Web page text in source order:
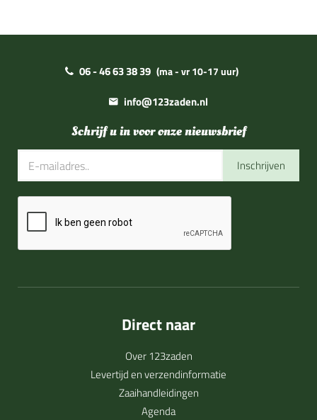
06 - 46 63 38 39 (ma - vr 10-17 uur)
info@123zaden.nl
Schrijf u in voor onze nieuwsbrief
Inschrijven
Direct naar
Over 123zaden
Levertijd en verzendinformatie
Zaaihandleidingen
Agenda